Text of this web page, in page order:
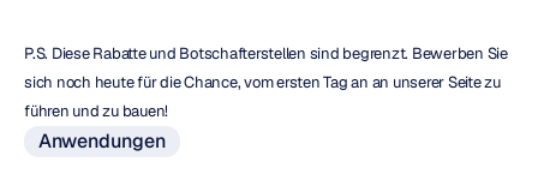
P.S. Diese Rabatte und Botschafterstellen sind begrenzt. Bewerben Sie
sich noch heute für die Chance, vom ersten Tag an an unserer Seite zu
führen und zu bauen!
Anwendungen